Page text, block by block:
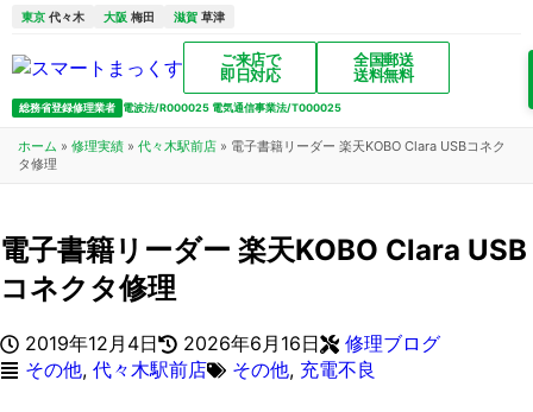
東京 代々木 大阪 梅田 滋賀 草津
ご来店で
即日対応
全国郵送
送料無料
総務省登録修理業者 電波法/R000025 電気通信事業法/T000025
ホーム » 修理実績 » 代々木駅前店 » 電子書籍リーダー 楽天KOBO Clara USBコネク
タ修理
電子書籍リーダー 楽天KOBO Clara USB
コネクタ修理
2019年12月4日 2026年6月16日
修理ブログ
その他, 代々木駅前店 その他, 充電不良